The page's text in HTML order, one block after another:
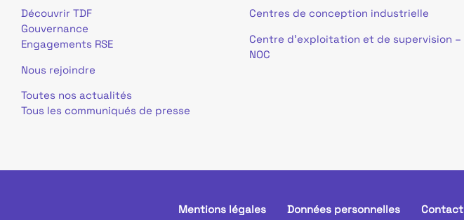
Découvrir TDF
Gouvernance
Engagements RSE
Nous rejoindre
Toutes nos actualités
Tous les communiqués de presse
Centres de conception industrielle
Centre d’exploitation et de supervision –
NOC
Mentions légales Données personnelles Contact